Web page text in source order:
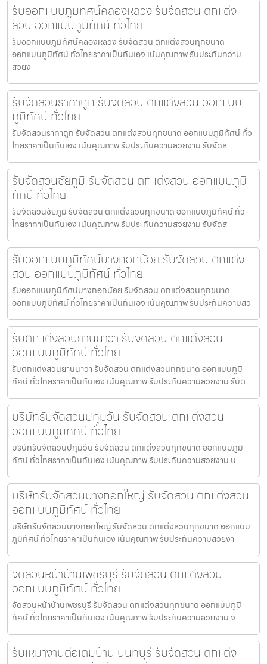
รับออกแบบภูมิทัศน์คลองหลวง รับจัดสวน ตกแต่ง
สวน ออกแบบภูมิทัศน์ ทั่วไทย
รับออกแบบภูมิทัศน์คลองหลวง รับจัดสวน ตกแต่งสวนทุกขนาด
ออกแบบภูมิทัศน์ ทั่วไทยราคาเป็นกันเอง เน้นคุณภาพ รับประกันความ
สวยง
รับจัดสวนราคาถูก รับจัดสวน ตกแต่งสวน ออกแบบ
ภูมิทัศน์ ทั่วไทย
รับจัดสวนราคาถูก รับจัดสวน ตกแต่งสวนทุกขนาด ออกแบบภูมิทัศน์ ทั่ว
ไทยราคาเป็นกันเอง เน้นคุณภาพ รับประกันความสวยงาม รับจัดส
รับจัดสวนชัยภูมิ รับจัดสวน ตกแต่งสวน ออกแบบภูมิ
ทัศน์ ทั่วไทย
รับจัดสวนชัยภูมิ รับจัดสวน ตกแต่งสวนทุกขนาด ออกแบบภูมิทัศน์ ทั่ว
ไทยราคาเป็นกันเอง เน้นคุณภาพ รับประกันความสวยงาม รับจัดส
รับออกแบบภูมิทัศน์บางกอกน้อย รับจัดสวน ตกแต่ง
สวน ออกแบบภูมิทัศน์ ทั่วไทย
รับออกแบบภูมิทัศน์บางกอกน้อย รับจัดสวน ตกแต่งสวนทุกขนาด
ออกแบบภูมิทัศน์ ทั่วไทยราคาเป็นกันเอง เน้นคุณภาพ รับประกันความสว
รับตกแต่งสวนยานนาวา รับจัดสวน ตกแต่งสวน
ออกแบบภูมิทัศน์ ทั่วไทย
รับตกแต่งสวนยานนาวา รับจัดสวน ตกแต่งสวนทุกขนาด ออกแบบภูมิ
ทัศน์ ทั่วไทยราคาเป็นกันเอง เน้นคุณภาพ รับประกันความสวยงาม รับต
บริษัทรับจัดสวนปทุมวัน รับจัดสวน ตกแต่งสวน
ออกแบบภูมิทัศน์ ทั่วไทย
บริษัทรับจัดสวนปทุมวัน รับจัดสวน ตกแต่งสวนทุกขนาด ออกแบบภูมิ
ทัศน์ ทั่วไทยราคาเป็นกันเอง เน้นคุณภาพ รับประกันความสวยงาม บ
บริษัทรับจัดสวนบางกอกใหญ่ รับจัดสวน ตกแต่งสวน
ออกแบบภูมิทัศน์ ทั่วไทย
บริษัทรับจัดสวนบางกอกใหญ่ รับจัดสวน ตกแต่งสวนทุกขนาด ออกแบบ
ภูมิทัศน์ ทั่วไทยราคาเป็นกันเอง เน้นคุณภาพ รับประกันความสวยงา
จัดสวนหน้าบ้านเพชรบุรี รับจัดสวน ตกแต่งสวน
ออกแบบภูมิทัศน์ ทั่วไทย
จัดสวนหน้าบ้านเพชรบุรี รับจัดสวน ตกแต่งสวนทุกขนาด ออกแบบภูมิ
ทัศน์ ทั่วไทยราคาเป็นกันเอง เน้นคุณภาพ รับประกันความสวยงาม จ
รับเหมางานต่อเติมบ้าน นนทบุรี รับจัดสวน ตกแต่ง